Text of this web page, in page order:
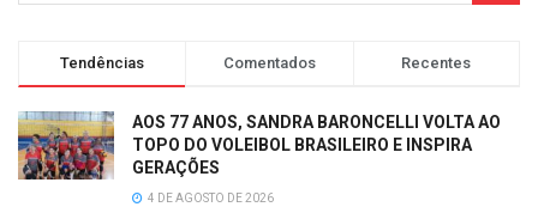
Tendências Comentados Recentes
AOS 77 ANOS, SANDRA BARONCELLI VOLTA AO
TOPO DO VOLEIBOL BRASILEIRO E INSPIRA
GERAÇÕES
4 DE AGOSTO DE 2026